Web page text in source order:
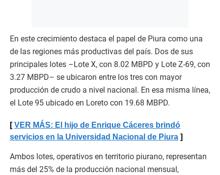
En este crecimiento destaca el papel de Piura como una
de las regiones más productivas del país. Dos de sus
principales lotes –Lote X, con 8.02 MBPD y Lote Z-69, con
3.27 MBPD– se ubicaron entre los tres con mayor
producción de crudo a nivel nacional. En esa misma línea,
el Lote 95 ubicado en Loreto con 19.68 MBPD.
VER MÁS: El hijo de Enrique Cáceres brindó
servicios en la Universidad Nacional de Piura
Ambos lotes, operativos en territorio piurano, representan
más del 25% de la producción nacional mensual,